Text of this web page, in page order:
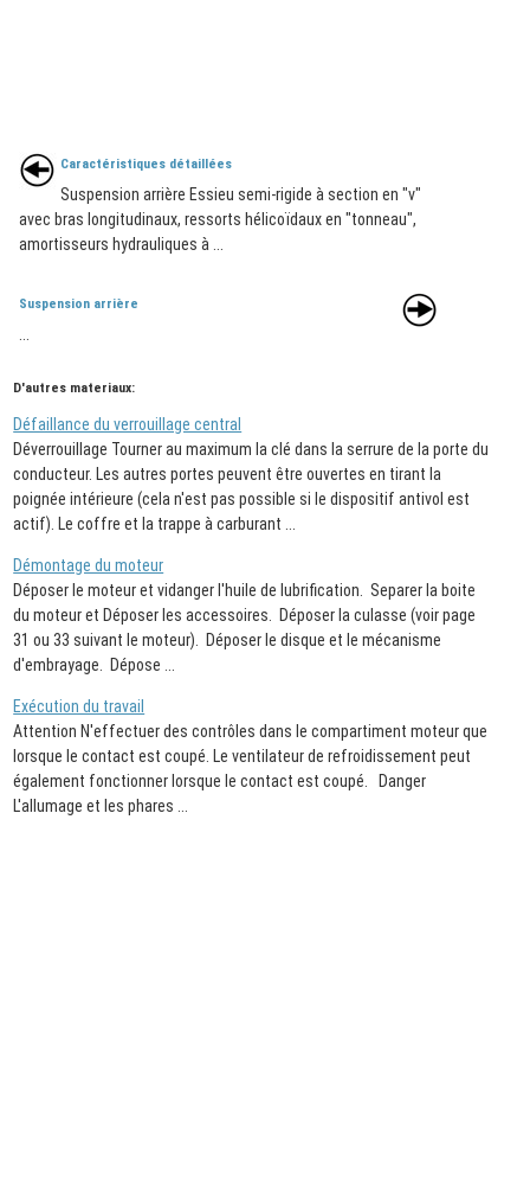
Caractéristiques détaillées
Suspension arrière Essieu semi-rigide à section en "v"
avec bras longitudinaux, ressorts hélicoïdaux en "tonneau",
amortisseurs hydrauliques à ...
Suspension arrière
D'autres materiaux:
Défaillance du verrouillage central
Déverrouillage Tourner au maximum la clé dans la serrure de la porte du
conducteur. Les autres portes peuvent être ouvertes en tirant la
poignée intérieure (cela n'est pas possible si le dispositif antivol est
actif). Le coffre et la trappe à carburant ...
Démontage du moteur
Déposer le moteur et vidanger l'huile de lubrification. Separer la boite
du moteur et Déposer les accessoires. Déposer la culasse (voir page
31 ou 33 suivant le moteur). Déposer le disque et le mécanisme
d'embrayage. Dépose ...
Exécution du travail
Attention N'effectuer des contrôles dans le compartiment moteur que
lorsque le contact est coupé. Le ventilateur de refroidissement peut
également fonctionner lorsque le contact est coupé. Danger
L'allumage et les phares ...